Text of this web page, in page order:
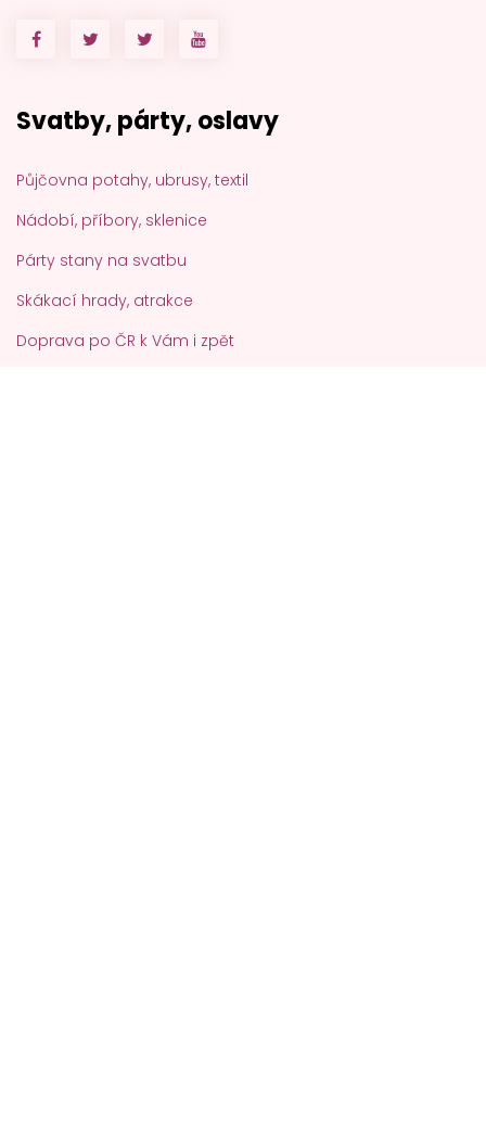
Svatby, párty, oslavy
Půjčovna potahy, ubrusy, textil
Nádobí, příbory, sklenice
Párty stany na svatbu
Skákací hrady, atrakce
Doprava po ČR k Vám i zpět